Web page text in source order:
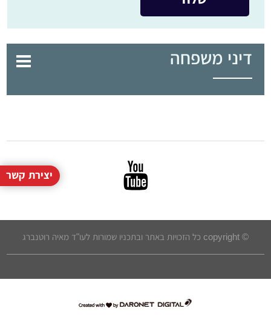
דיני משפחה
© copyright כל הזכויות באתר ובתכניו שמורות לעו"ד מאיה רוטנברג
דרונט
יצירת קשר